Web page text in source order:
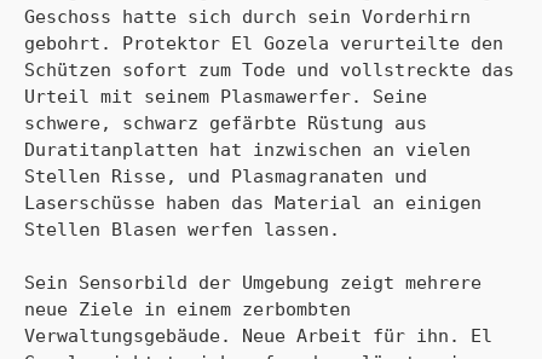
Geschoss hatte sich durch sein Vorderhirn
gebohrt. Protektor El Gozela verurteilte den
Schützen sofort zum Tode und vollstreckte das
Urteil mit seinem Plasmawerfer. Seine
schwere, schwarz gefärbte Rüstung aus
Duratitanplatten hat inzwischen an vielen
Stellen Risse, und Plasmagranaten und
Laserschüsse haben das Material an einigen
Stellen Blasen werfen lassen.
Sein Sensorbild der Umgebung zeigt mehrere
neue Ziele in einem zerbombten
Verwaltungsgebäude. Neue Arbeit für ihn. El